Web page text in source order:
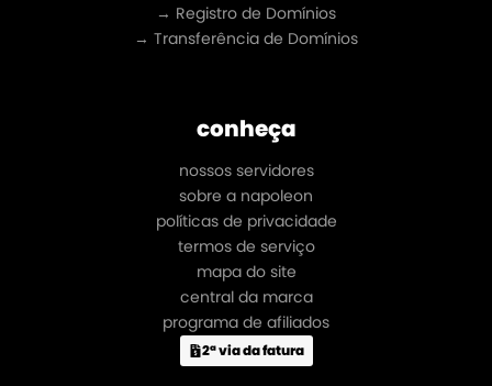
→ Registro de Domínios
→ Transferência de Domínios
conheça
nossos servidores
sobre a napoleon
políticas de privacidade
termos de serviço
mapa do site
central da marca
programa de afiliados
2ª via da fatura